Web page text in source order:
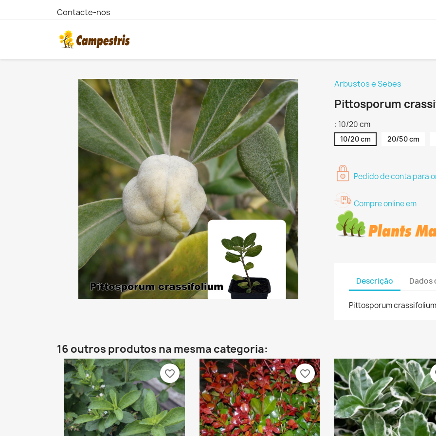
Contacte-nos
Arbustos e Sebes
Pittosporum
: 10/20 cm
10/20 cm 20/50 cm
Pedido de conta para
Compre online em
Descrição Dados
Pittosporum crassifolium
16 outros produtos na mesma categoria:
favorite_border favorite_border